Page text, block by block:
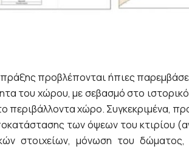
προβλέπονται ήπιες
του χώρου, με σεβασμό στο
περιβάλλοντα χώρο. Συγκεκριμένα,
των όψεων του
στοιχείων, μόνωση του